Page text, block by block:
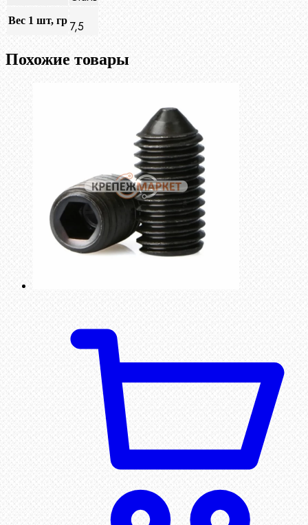
Вес 1 шт, гр 7,5
Похожие товары